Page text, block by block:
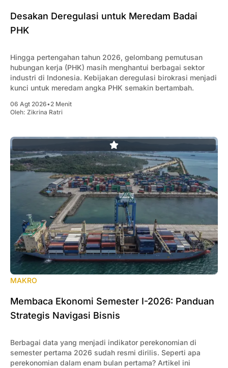
Desakan Deregulasi untuk Meredam Badai
PHK
Hingga pertengahan tahun 2026, gelombang pemutusan
hubungan kerja (PHK) masih menghantui berbagai sektor
industri di Indonesia. Kebijakan deregulasi birokrasi menjadi
kunci untuk meredam angka PHK semakin bertambah.
06 Agt 2026•2 Menit
Oleh: Zikrina Ratri
MAKRO
Membaca Ekonomi Semester I-2026: Panduan
Strategis Navigasi Bisnis
Berbagai data yang menjadi indikator perekonomian di
semester pertama 2026 sudah resmi dirilis. Seperti apa
perekonomian dalam enam bulan pertama? Artikel ini